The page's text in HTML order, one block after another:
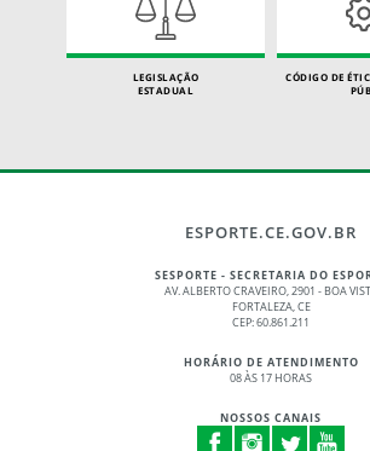
LEGISLAÇÃO
ESTADUAL
CÓDIGO DE
ESPORTE.CE.GOV.BR
SESPORTE - SECRETARIA DO
AV. ALBERTO CRAVEIRO, 2901 - BOA
FORTALEZA, CE
CEP: 60.861.211
HORÁRIO DE ATENDIMENTO
08 ÀS 17 HORAS
NOSSOS CANAIS